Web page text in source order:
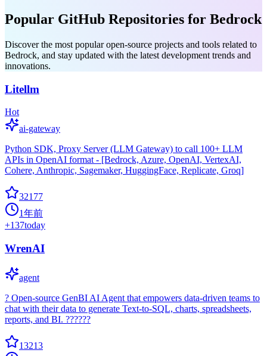
Popular GitHub Repositories for Bedrock
Discover the most popular open-source projects and tools related to
Bedrock, and stay updated with the latest development trends and
innovations.
Litellm
Hot
ai-gateway
Python SDK, Proxy Server (LLM Gateway) to call 100+ LLM
APIs in OpenAI format - [Bedrock, Azure, OpenAI, VertexAI,
Cohere, Anthropic, Sagemaker, HuggingFace, Replicate, Groq]
32177
1年前
+137today
WrenAI
agent
? Open-source GenBI AI Agent that empowers data-driven teams to
chat with their data to generate Text-to-SQL, charts, spreadsheets,
reports, and BI. ??????
13213